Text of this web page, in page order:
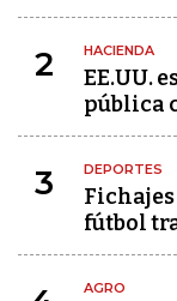
2 HACIENDA
EE.UU.
pública
3 DEPORTES
fútbol
AGRO